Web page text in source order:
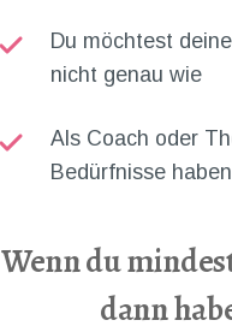
Du möchtest
nicht genau wie
Als Coach oder
Bedürfnisse
Wenn du
dann